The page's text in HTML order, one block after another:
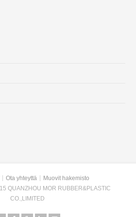
Ota yhteyttä
Muovit hakemisto
QUANZHOU MOR RUBBER&PLASTIC
CO.,LIMITED